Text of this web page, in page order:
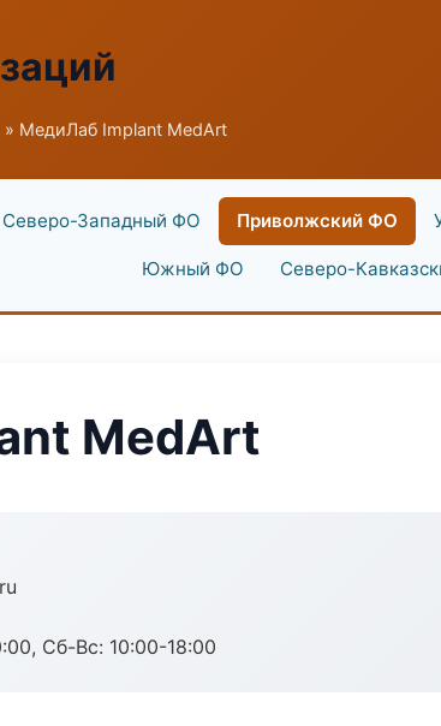
» МедиЛаб Implant MedArt
Северо-Западный ФО Приволжский ФО
Южный ФО Северо-
MedArt
Сб-Вс: 10:00-18:00